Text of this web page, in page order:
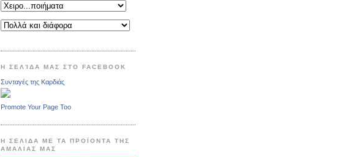
Η ΣΕΛΊΔΑ ΜΑΣ ΣΤΟ FACEBOOK
Συνταγές της Καρδιάς
Promote Your Page Too
Η ΣΕΛΙΔΑ ΜΕ ΤΑ ΠΡΟΪΟΝΤΑ ΤΗΣ
ΑΜΑΛΙΑΣ ΜΑΣ